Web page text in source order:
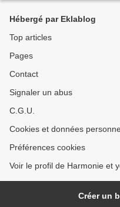
Hébergé par Eklablog
Top articles
Pages
Contact
Signaler un abus
C.G.U.
Cookies et données
Préférences cookies
Voir le profil de Harmonie et
Créer un